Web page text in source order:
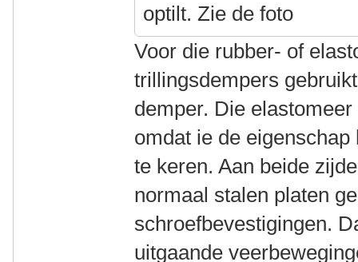
optilt. Zie de foto
Voor die rubber- of
trillingsdempers
demper. Die
omdat ie de
te keren. Aan beide
normaal stalen platen
schroefbevestigingen.
uitgaande